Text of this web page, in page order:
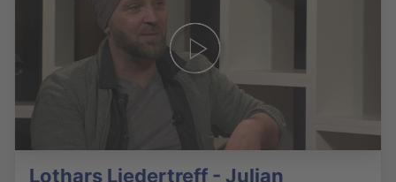
Lothars Liedertreff - Julian